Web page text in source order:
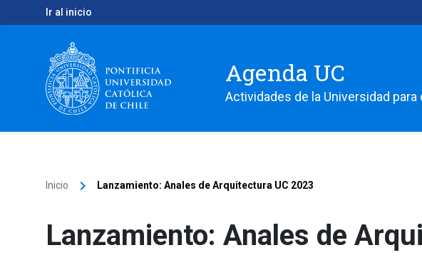
Ir al inicio
Agenda UC
Actividades de la Universidad
Inicio keyboard_arrow_right Lanzamiento: Anales de Arquitectura UC 2023
Lanzamiento: Anales de